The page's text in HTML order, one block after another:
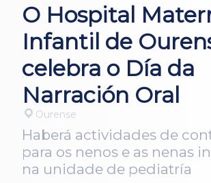
O Hospital
Infantil de
celebra o Día da
Narración Oral
Ourense
Haberá actividades de
para os nenos e as nenas
na unidade de pediatría